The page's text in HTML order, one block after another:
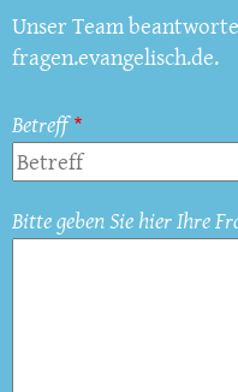
Unser Team
fragen.evangelisch.de.
Betreff
Bitte geben Sie hier Ihre